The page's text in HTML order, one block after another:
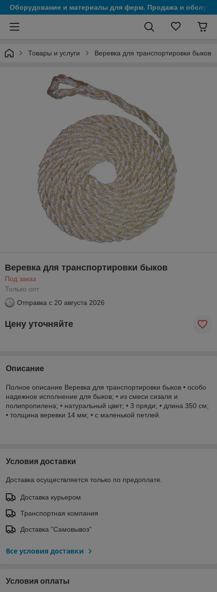
Оборудование и материалы для ферм. Продажа и
Товары и услуги Веревка для транспортировки быков
Веревка для транспортировки быков
Под заказ
Только опт
Отправка с 20 августа 2026
Цену уточняйте
Описание
Полное описание Веревка для транспортировки быков • особо
надежное исполнение для быков; • из смеси сизаля и
полипропилена; • натуральный цвет; • 3 пряди; • длина 350 см;
• толщина веревки 14 мм; • с маленькой петлей.
Условия доставки
Доставка осуществляется только по предоплате.
Доставка курьером
Транспортная компания
Доставка "Самовывоз"
Все условия доставки
Условия оплаты